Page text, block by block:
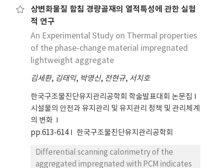
상변화물질 함침 경량골재의 열적특성에 관한 실험
적 연구
An Experimental Study on Thermal properties
of the phase-change material impregnated
lightweight aggregate
김세환, 김태익, 박영신, 전현규, 서치호
한국구조물진단유지관리공학회 학술발표대회 논문집
시설물의 안전과 유지관리 및 유지관리 정책 및 관리체계
의 변화
pp.613-614
한국구조물진단유지관리공학회
Differential scanning calorimetry of the
aggregated impregnated with PCM indicates